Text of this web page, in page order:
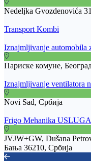
Nedeljka Gvozdenovića
Transport Kombi
Iznajmljivanje automobila
Париске комуне,
Iznajmljivanje ventilatora
Novi Sad, Србија
Frigo Mehanika
JVJW+GW, Dušana
Бања 36210, Србија